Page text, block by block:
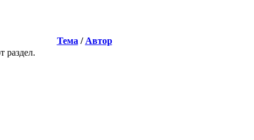
Тема / Автор
раздел.